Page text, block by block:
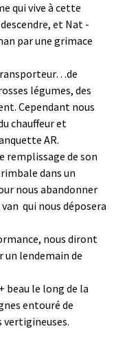
qui vive à cette
et Nat -
par une grimace
légumes, des
Cependant nous
chauffeur et
AR.
remplissage de son
dans un
nous abandonner
qui nous déposera
nous diront
un lendemain de
beau le long de la
entouré de
vertigineuses.